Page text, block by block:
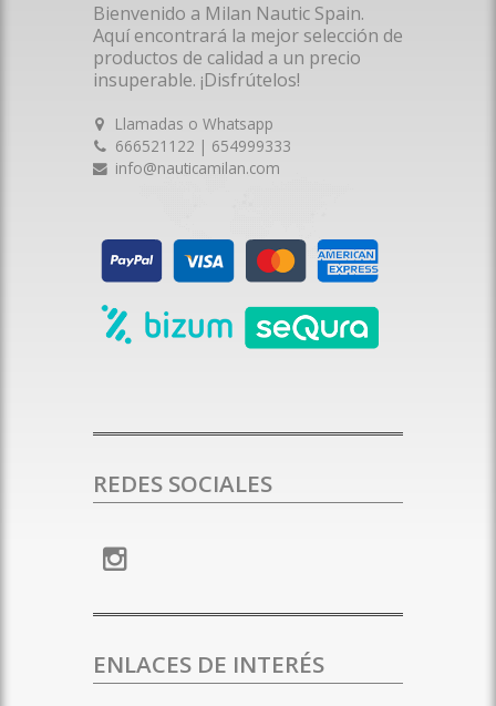
Bienvenido a Milan Nautic Spain.
Aquí encontrará la mejor selección de
productos de calidad a un precio
insuperable. ¡Disfrútelos!
Llamadas o Whatsapp
666521122 | 654999333
info@nauticamilan.com
REDES SOCIALES
ENLACES DE INTERÉS